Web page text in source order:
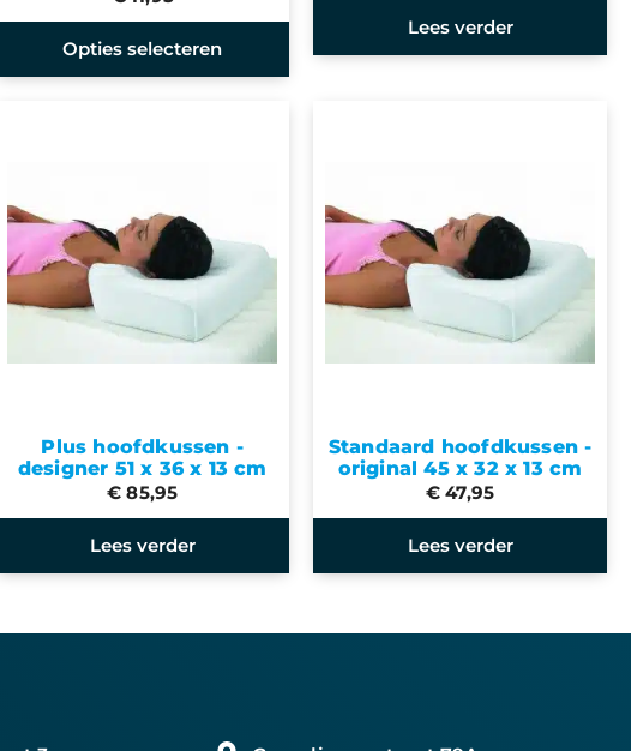
Opties selecteren
Lees verder
Plus hoofdkussen -
designer 51 x 36 x 13 cm
€ 85,95
Lees verder
Standaard hoofdkussen -
original 45 x 32 x 13 cm
€ 47,95
Lees verder